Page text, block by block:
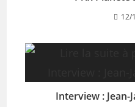
12/
Interview : Jean-